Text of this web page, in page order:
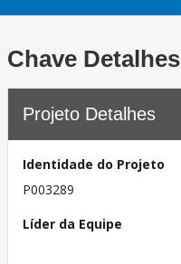
Chave Detalhes
Projeto Detalhes
Identidade do Projeto
P003289
Líder da Equipe